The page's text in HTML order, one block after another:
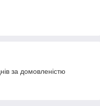
за домовленістю